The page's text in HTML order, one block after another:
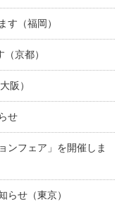
す（福岡）
京都）
阪）
せ
ンフェア」を開催しま
らせ（東京）